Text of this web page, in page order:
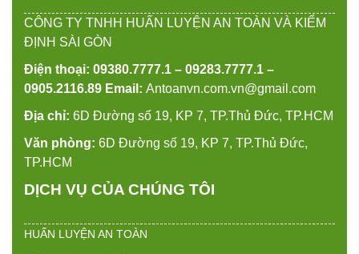
CÔNG TY TNHH HUẤN LUYỆN AN TOÀN VÀ KIỂM
ĐỊNH SÀI GÒN
Điện thoại: 09380.7777.1 – 09283.7777.1 –
0905.2116.89 Email: Antoanvn.com.vn@gmail.com
Địa chỉ: 6D Đường số 19, KP 7, TP.Thủ Đức, TP.HCM
Văn phòng: 6D Đường số 19, KP 7, TP.Thủ Đức,
TP.HCM
DỊCH VỤ CỦA CHÚNG TÔI
HUẤN LUYỆN AN TOÀN